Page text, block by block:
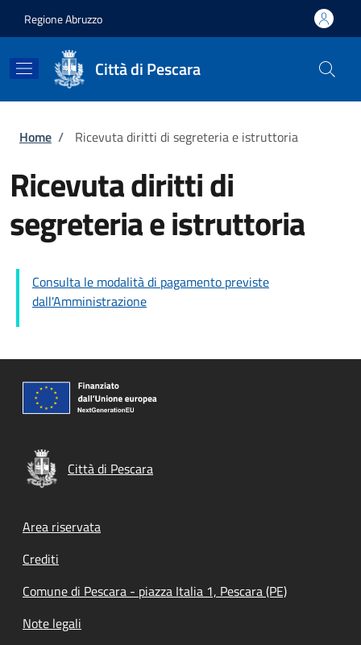
Regione Abruzzo
Città di Pescara
Briciole di pane
Home / Ricevuta diritti di segreteria e istruttoria
Ricevuta diritti di
segreteria e istruttoria
Consulta le modalità di pagamento previste
dall'Amministrazione
Città di Pescara
Footer menu
Area riservata
Crediti
Comune di Pescara - piazza Italia 1, Pescara (PE)
Note legali